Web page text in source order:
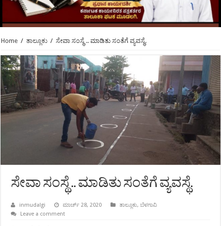
Home / ತಾಲ್ಲೂಕು / ಸೇವಾ ಸಂಸ್ಥೆ .. ಮಾಡಿತು ಸಂತೆಗೆ ವ್ಯವಸ್ಥೆ.
ಸೇವಾ ಸಂಸ್ಥೆ .. ಮಾಡಿತು ಸಂತೆಗೆ ವ್ಯವಸ್ಥೆ.
inmudalgi ಮಾರ್ಚ್ 28, 2020 ತಾಲ್ಲೂಕು,ಬೆಳಗಾವಿ
Leave a comment